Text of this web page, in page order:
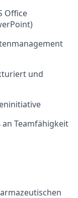
Office
und
Teamfähigkeit